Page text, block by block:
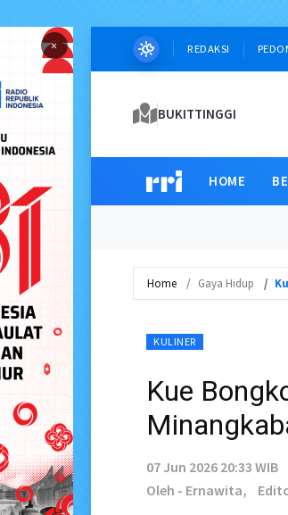
× REDAKSI
BUKITTINGGI
HOME
Home Gaya Hidup
KULINER
Kue
07 Jun 2026 20:33 WIB
Oleh - Ernawita,